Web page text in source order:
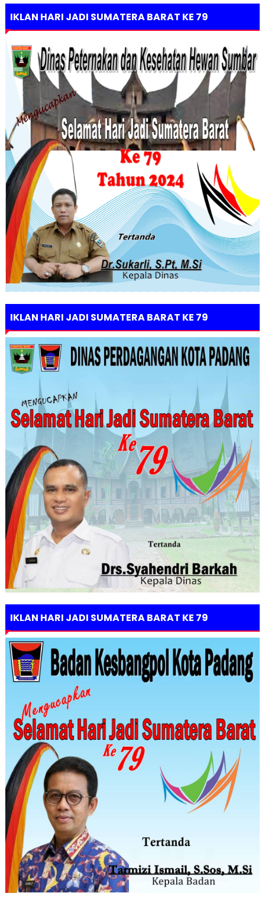
IKLAN HARI JADI SUMATERA BARAT KE 79
IKLAN HARI JADI SUMATERA BARAT KE 79
IKLAN HARI JADI SUMATERA BARAT KE 79